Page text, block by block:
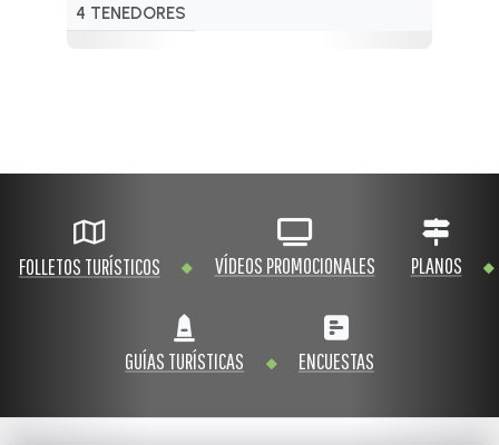
4 TENEDORES
FOLLETOS TURÍSTICOS VÍDEOS PROMOCIONALES PLANOS
GUÍAS TURÍSTICAS ENCUESTAS